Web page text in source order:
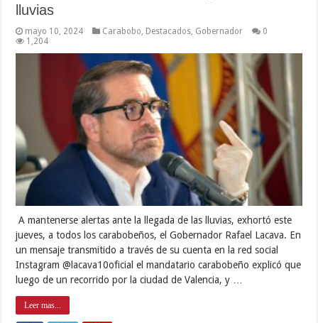
lluvias
mayo 10, 2024 Carabobo, Destacados, Gobernador
0
1,204
A mantenerse alertas ante la llegada de las lluvias, exhortó este
jueves, a todos los carabobeños, el Gobernador Rafael Lacava. En
un mensaje transmitido a través de su cuenta en la red social
Instagram @lacava10oficial el mandatario carabobeño explicó que
luego de un recorrido por la ciudad de Valencia, y …
Leer mas...